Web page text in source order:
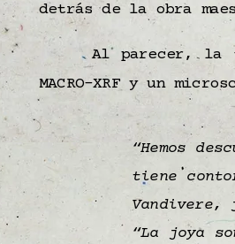
detrás de la obra
Al parecer, la
MACRO-XRF y un
“Hemos
tiene
Vandivere,
“La joya